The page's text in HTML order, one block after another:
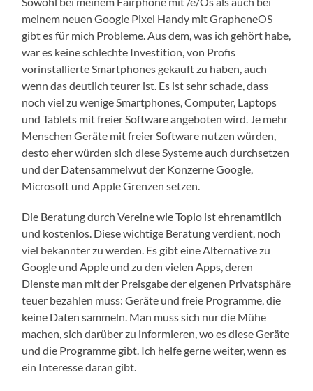
meinem neuen Google Pixel Handy mit GrapheneOS
gibt es für mich Probleme. Aus dem, was ich gehört habe,
war es keine schlechte Investition, von Profis
vorinstallierte Smartphones gekauft zu haben, auch
wenn das deutlich teurer ist. Es ist sehr schade, dass
noch viel zu wenige Smartphones, Computer, Laptops
und Tablets mit freier Software angeboten wird. Je mehr
Menschen Geräte mit freier Software nutzen würden,
desto eher würden sich diese Systeme auch durchsetzen
und der Datensammelwut der Konzerne Google,
Microsoft und Apple Grenzen setzen.
Die Beratung durch Vereine wie Topio ist ehrenamtlich
und kostenlos. Diese wichtige Beratung verdient, noch
viel bekannter zu werden. Es gibt eine Alternative zu
Google und Apple und zu den vielen Apps, deren
Dienste man mit der Preisgabe der eigenen Privatsphäre
teuer bezahlen muss: Geräte und freie Programme, die
keine Daten sammeln. Man muss sich nur die Mühe
machen, sich darüber zu informieren, wo es diese Geräte
und die Programme gibt. Ich helfe gerne weiter, wenn es
ein Interesse daran gibt.